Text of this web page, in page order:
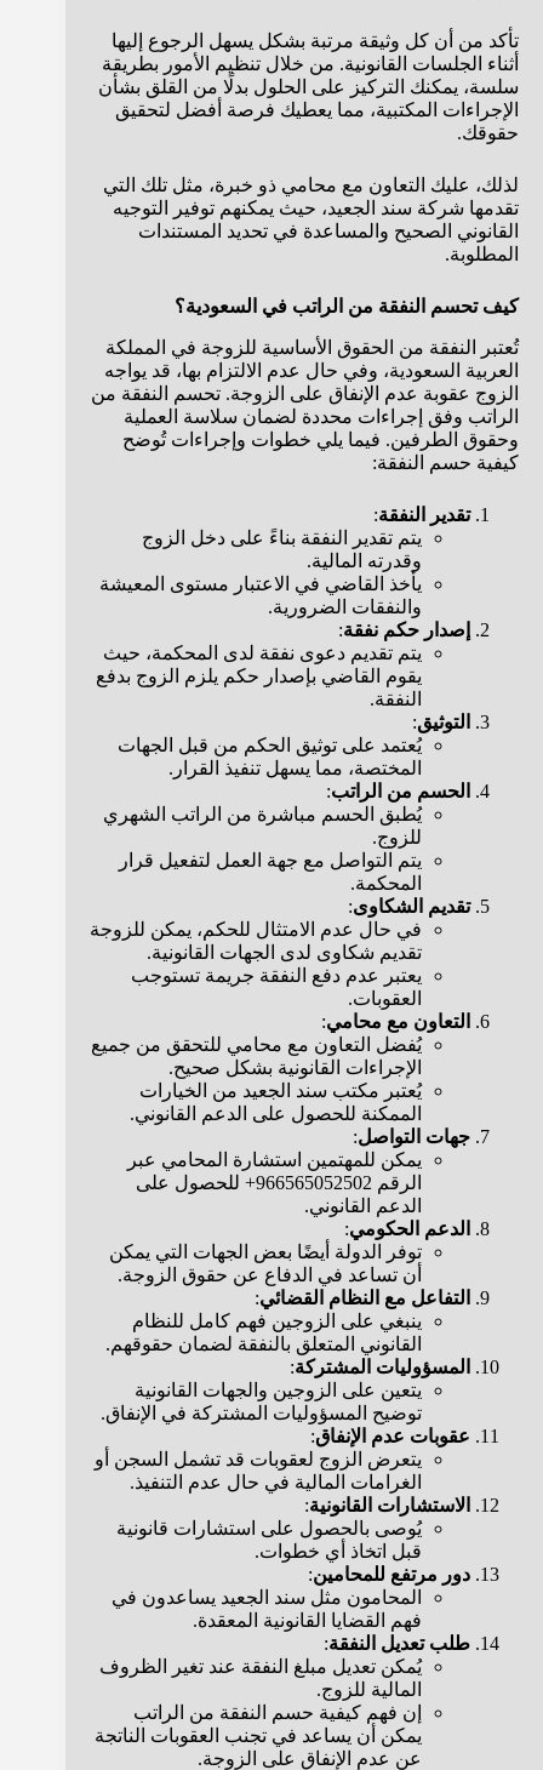
تأكد من أن كل وثيقة مرتبة بشكل يسهل الرجوع إليها
أثناء الجلسات القانونية. من خلال تنظيم الأمور بطريقة
سلسة، يمكنك التركيز على الحلول بدلًا من القلق بشأن
الإجراءات المكتبية، مما يعطيك فرصة أفضل لتحقيق
حقوقك.
لذلك، عليك التعاون مع محامي ذو خبرة، مثل تلك التي
تقدمها شركة سند الجعيد، حيث يمكنهم توفير التوجيه
القانوني الصحيح والمساعدة في تحديد المستندات
المطلوبة.
كيف تحسم النفقة من الراتب في السعودية؟
تُعتبر النفقة من الحقوق الأساسية للزوجة في المملكة
العربية السعودية، وفي حال عدم الالتزام بها، قد يواجه
الزوج عقوبة عدم الإنفاق على الزوجة. تحسم النفقة من
الراتب وفق إجراءات محددة لضمان سلاسة العملية
وحقوق الطرفين. فيما يلي خطوات وإجراءات تُوضح
كيفية حسم النفقة:
تقدير النفقة:
يتم تقدير النفقة بناءً على دخل الزوج
وقدرته المالية.
يأخذ القاضي في الاعتبار مستوى المعيشة
والنفقات الضرورية.
إصدار حكم نفقة:
يتم تقديم دعوى نفقة لدى المحكمة، حيث
يقوم القاضي بإصدار حكم يلزم الزوج بدفع
النفقة.
التوثيق:
يُعتمد على توثيق الحكم من قبل الجهات
المختصة، مما يسهل تنفيذ القرار.
الحسم من الراتب:
يُطبق الحسم مباشرة من الراتب الشهري
للزوج.
يتم التواصل مع جهة العمل لتفعيل قرار
المحكمة.
تقديم الشكاوى:
في حال عدم الامتثال للحكم، يمكن للزوجة
تقديم شكاوى لدى الجهات القانونية.
يعتبر عدم دفع النفقة جريمة تستوجب
العقوبات.
التعاون مع محامي:
يُفضل التعاون مع محامي للتحقق من جميع
الإجراءات القانونية بشكل صحيح.
يُعتبر مكتب سند الجعيد من الخيارات
الممكنة للحصول على الدعم القانوني.
جهات التواصل:
يمكن للمهتمين استشارة المحامي عبر
الرقم 966565052502+ للحصول على
الدعم القانوني.
الدعم الحكومي:
توفر الدولة أيضًا بعض الجهات التي يمكن
أن تساعد في الدفاع عن حقوق الزوجة.
التفاعل مع النظام القضائي:
ينبغي على الزوجين فهم كامل للنظام
القانوني المتعلق بالنفقة لضمان حقوقهم.
المسؤوليات المشتركة:
يتعين على الزوجين والجهات القانونية
توضيح المسؤوليات المشتركة في الإنفاق.
عقوبات عدم الإنفاق:
يتعرض الزوج لعقوبات قد تشمل السجن أو
الغرامات المالية في حال عدم التنفيذ.
الاستشارات القانونية:
يُوصى بالحصول على استشارات قانونية
قبل اتخاذ أي خطوات.
دور مرتفع للمحامين:
المحامون مثل سند الجعيد يساعدون في
فهم القضايا القانونية المعقدة.
طلب تعديل النفقة:
يُمكن تعديل مبلغ النفقة عند تغير الظروف
المالية للزوج.
إن فهم كيفية حسم النفقة من الراتب
يمكن أن يساعد في تجنب العقوبات الناتجة
عن عدم الإنفاق على الزوجة.